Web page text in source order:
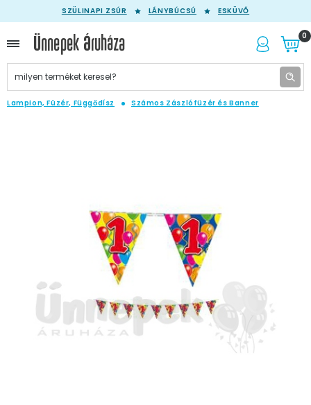
SZÜLINAPI ZSÚR LÁNYBÚCSÚ ESKÜVŐ
0
Lampion, Füzér, Függődísz Számos Zászlófüzér és Banner